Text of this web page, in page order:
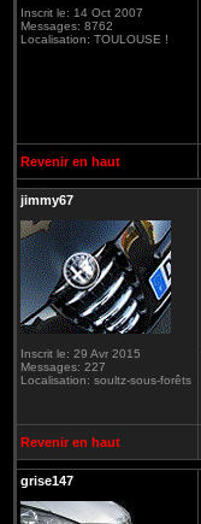
Inscrit le: 14 Oct 2007
Messages: 8762
Localisation: TOULOUSE !
Revenir en haut
jimmy67
Inscrit le: 29 Avr 2015
Messages: 227
Localisation: soultz-sous-forêts
Revenir en haut
grise147